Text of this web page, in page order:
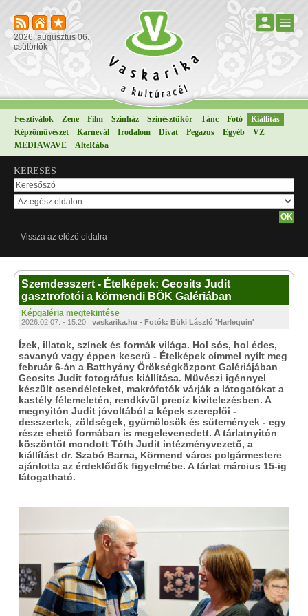
2026. augusztus 06.
csütörtök
Fesztiválok Zene Film Színház Színésztükör Tánc Fotó
Kiállítás
Képzőművészet
Karnevál Irodalom Divat Pegazus Egyéb
VZ
MEDIAWAVE
AlteRába
KERESÉS
Vissza az előző oldalra
Szemdesszert - Ételképek: Geosits Judit
gasztrofotói a körmendi BÖK Galériában
Képgaléria megtekintése
2026.02.07. - 15:20 | vaskarika.hu - Fotók: Büki László 'Harlequin'
Ízek, illatok, színek és formák világa. Hol sós, hol édes,
savanyú vagy éppen keserű - Ételképek címmel nyílt meg
február 6-án a Batthyány Örökségközpont Galériájában
Geosits Judit fotográfus kiállítása. Művészi igénnyel
készült csendéleteket, makrófotók várják a látogatókat a
kastély félemeletén, rendkívül precíz kivitelezésben. A
megnyitón Judit jóvoltából a képek szereplői -
desszertek, zöldségek, gyümölcsök és sütemények - egy
része ehető formában is megelevenedett. A tárlatnyitón
köszöntőt mondott Tóth Judit intézményvezető, a
kiállítást dr. Szabó Barna, Körmend város polgármestere
ajánlotta az érdeklődők figyelmébe. A tárlat március 15-ig
látogatható.